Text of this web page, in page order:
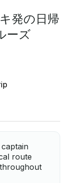
発の日帰
ーズ
route